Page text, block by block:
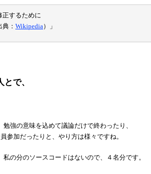
正するために
： Wikipedia）」
で、
強の意味を込めて議論だけで終わったり、
参加だったりと、やり方は様々ですね。
の分のソースコードはないので、４名分です。